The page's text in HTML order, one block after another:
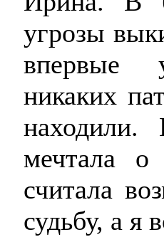
угрозы
впервые
никаких
мечтала
считала
судьбу, а я